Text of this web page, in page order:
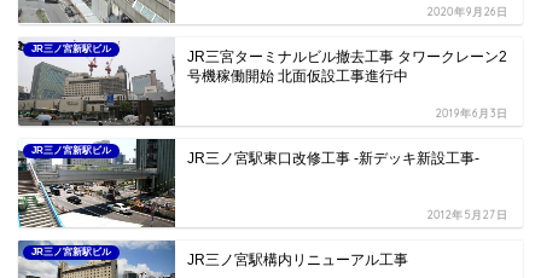
2020年9月26日
JR三ノ宮新駅ビル
JR三宮ターミナルビル撤去工事 タワークレーン2
号機稼働開始 北面仮設工事進行中
2019年6月3日
JR三ノ宮新駅ビル JR三ノ宮駅東口改修工事 -新デッキ新設工事-
2012年5月27日
JR三ノ宮新駅ビル JR三ノ宮駅構内リニューアル工事